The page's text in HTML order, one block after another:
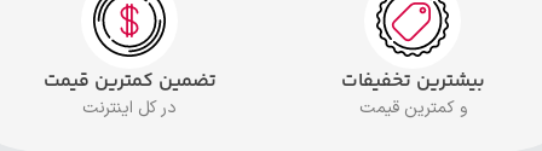
بیشترین تخفیفات
و کمترین قیمت
تضمین کمترین قیمت
در کل اینترنت